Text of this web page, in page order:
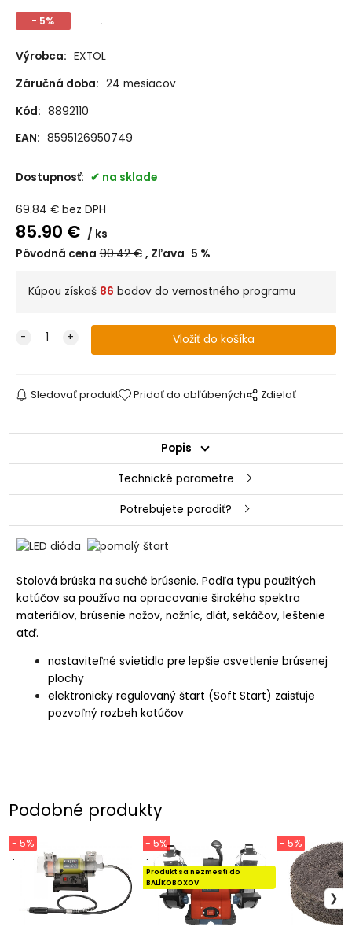
- 5% .
Výrobca: EXTOL
Záručná doba: 24 mesiacov
Kód: 8892110
EAN: 8595126950749
Dostupnosť: na sklade
69.84 € bez DPH
85.90 €
ks
Pôvodná cena 90.42€ Zľava 5 %
Kúpou získaš 86 bodov do vernostného programu
Sledovať produkt Pridať do obľúbených Zdielať
Popis
Technické parametre
Potrebujete poradiť?
Stolová brúska na suché brúsenie. Podľa typu použitých
kotúčov sa používa na opracovanie širokého spektra
materiálov, brúsenie nožov, nožníc, dlát, sekáčov, leštenie
atď.
nastaviteľné svietidlo pre lepšie osvetlenie brúsenej
plochy
elektronicky regulovaný štart (Soft Start) zaisťuje
pozvoľný rozbeh kotúčov
Podobné produkty
.
- 5%
.
Produkt sa nezmestí do
BALÍKOBOXOV
- 5% - 5%